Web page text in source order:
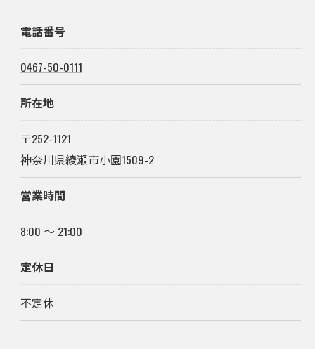
電話番号
0467-50-0111
所在地
〒252-1121
神奈川県綾瀬市小園1509-2
営業時間
8:00 〜 21:00
定休日
不定休